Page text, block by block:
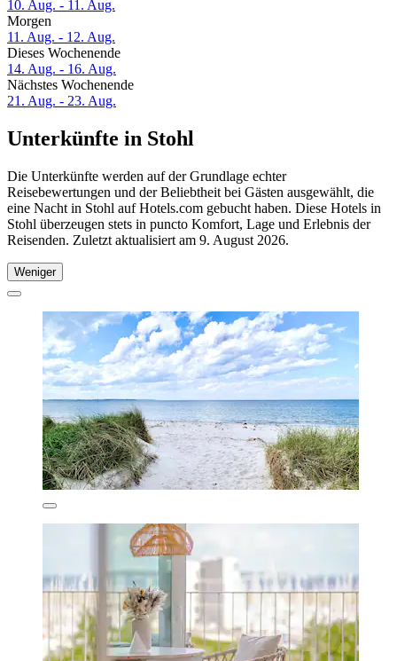
10. Aug. - 11. Aug.
Morgen
11. Aug. - 12. Aug.
Dieses Wochenende
14. Aug. - 16. Aug.
Nächstes Wochenende
21. Aug. - 23. Aug.
Unterkünfte in Stohl
Die Unterkünfte werden auf der Grundlage echter
Reisebewertungen und der Beliebtheit bei Gästen ausgewählt, die
eine Nacht in Stohl auf Hotels.com gebucht haben. Diese Hotels in
Stohl überzeugen stets in puncto Komfort, Lage und Erlebnis der
Reisenden. Zuletzt aktualisiert am 9. August 2026.
Weniger